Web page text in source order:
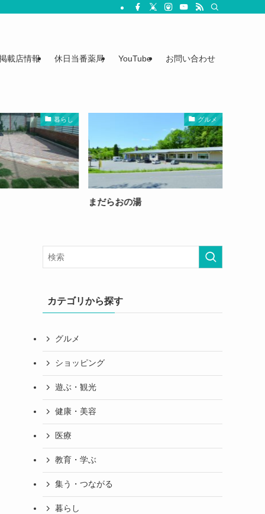
載店情報 休日当番薬局 YouTube お問い合わせ
暮らし グルメ
まだらおの湯
カテゴリから探す
グルメ
ショッピング
遊ぶ・観光
健康・美容
医療
教育・学ぶ
集う・つながる
暮らし